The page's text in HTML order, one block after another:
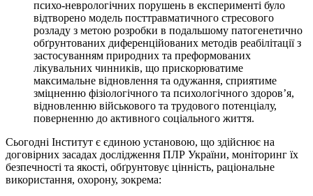
психо-неврологічних порушень в експерименті було
відтворено модель посттравматичного стресового
розладу з метою розробки в подальшому патогенетично
обґрунтованих диференційованих методів реабілітації з
застосуванням природних та преформованих
лікувальних чинників, що прискорюватиме
максимальне відновлення та одужання, сприятиме
зміцненню фізіологічного та психологічного здоров’я,
відновленню військового та трудового потенціалу,
поверненню до активного соціального життя.
Сьогодні Інститут є єдиною установою, що здійснює на
договірних засадах дослідження ПЛР України, моніторинг їх
безпечності та якості, обґрунтовує цінність, раціональне
використання, охорону, зокрема: